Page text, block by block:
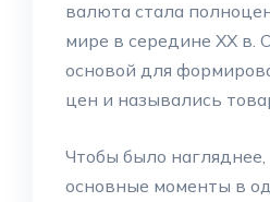
валюта стала
мире в середине XX в.
основой для
цен и назывались
Чтобы было нагляднее,
основные моменты в